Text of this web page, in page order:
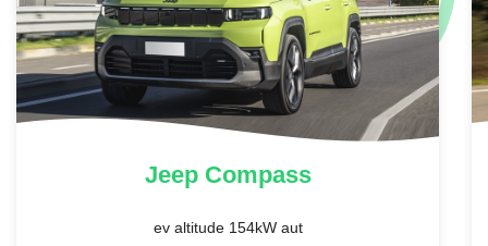
JeepCompass
ev altitude 154kW aut